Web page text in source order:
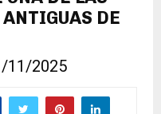
DE
11/2025